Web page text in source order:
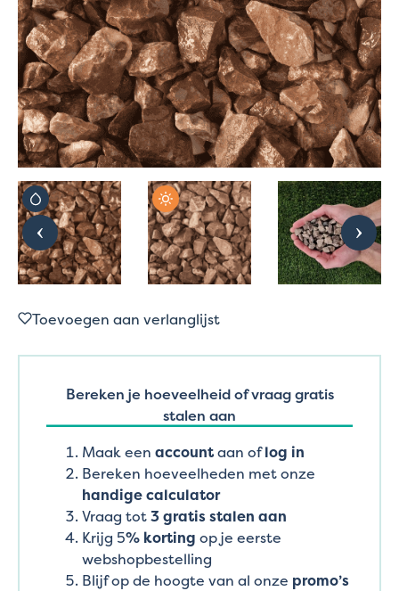
Toevoegen aan verlanglijst
Bereken je hoeveelheid of vraag gratis
stalen aan
Maak een accountaan oflog in
Bereken hoeveelheden met onze
handige calculator
Vraag tot3 gratis stalen aan
Krijg 5% korting op je eerste
webshopbestelling
Blijf op de hoogte van al onze promo’s